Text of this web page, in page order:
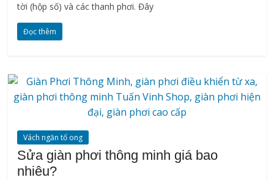
tời (hộp số) và các thanh phơi. Đây
Đọc thêm
Vách ngăn tổ ong
Sửa giàn phơi thông minh giá bao
nhiêu?